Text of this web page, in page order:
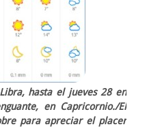
hasta el jueves 28 en
en Capricornio./El
para apreciar el placer